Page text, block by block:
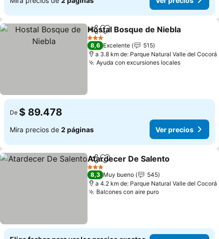
CompartirAgregar a favoritos
Hostal Bosque de Niebla
3 Estrellas
8,6 Excelente
515
a 3.8 km de: Parque Natural Valle del Cocorá
Ayuda con excursiones locales
De $ 89.478
Mira precios de 2 páginas Ver precios
CompartirAgregar a favoritos
Atardecer De Salento
3 Estrellas
8,3 Muy bueno
545
a 4.2 km de: Parque Natural Valle del Cocorá
Balcones con aire puro